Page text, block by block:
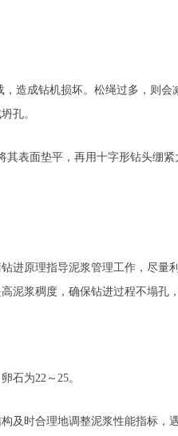
造成钻机损坏。松绳过多，则会
孔。
表面垫平，再用十字形钻头绷紧
原理指导泥浆管理工作，尽量
泥浆稠度，确保钻进过程不塌孔，
石为22～25。
时合理地调整泥浆性能指标，